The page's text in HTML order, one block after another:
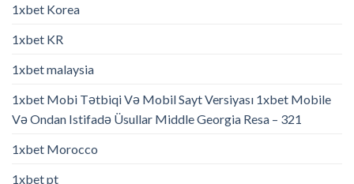
1xbet Korea
1xbet KR
1xbet malaysia
1xbet Mobi Tətbiqi Və Mobil Sayt Versiyası 1xbet Mobile
Və Ondan Istifadə Üsullar Middle Georgia Resa – 321
1xbet Morocco
1xbet pt